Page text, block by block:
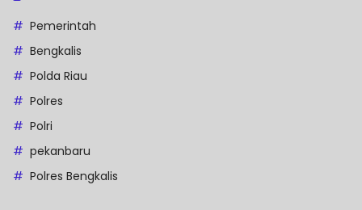
Pemerintah
Bengkalis
Polda Riau
Polres
Polri
pekanbaru
Polres Bengkalis